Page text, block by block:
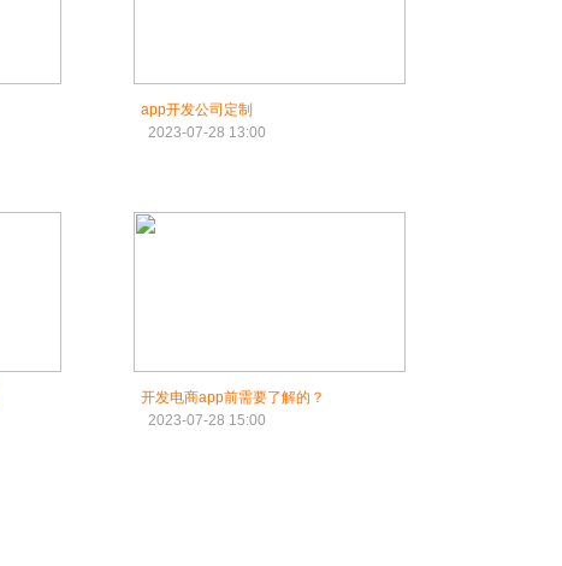
app开发公司定制
2023-07-28 13:00
开发电商app前需要了解的？
2023-07-28 15:00